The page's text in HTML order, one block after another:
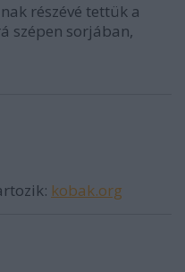
részévé tettük a
szépen sorjában,
kobak.org